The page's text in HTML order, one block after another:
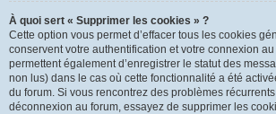
À quoi sert « Supprimer les cookies » ?
Cette option vous permet d’effacer tous les cookies
conservent votre authentification et votre connexion
permettent également d’enregistrer le statut des
non lus) dans le cas où cette fonctionnalité a été
du forum. Si vous rencontrez des problèmes
déconnexion au forum, essayez de supprimer les